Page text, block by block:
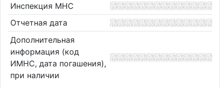
Инспекция МНС
Отчетная дата
Дополнительная
информация (код
ИМНС, дата погашения),
при наличии